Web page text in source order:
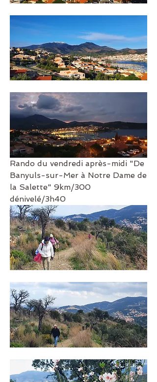
Rando du vendredi après-midi "De
Banyuls-sur-Mer à Notre Dame de
la Salette" 9km/300
dénivelé/3h40